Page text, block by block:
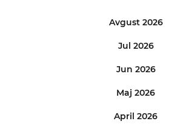
Avgust 2026
Jul 2026
Jun 2026
Maj 2026
April 2026